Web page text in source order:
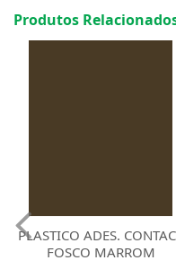
Produtos
PLASTICO ADES.
FOSCO MARROM